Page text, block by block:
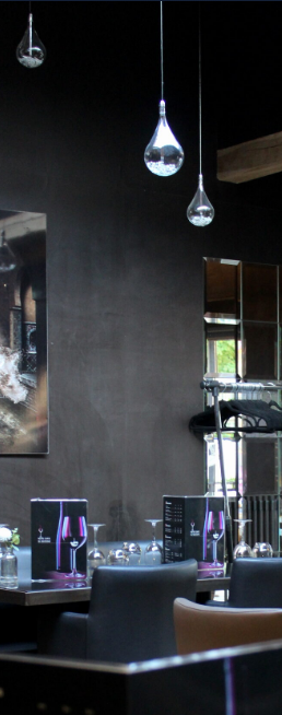
accueillant facilite l’organisation d’un déjeuner ou
L’atmosphère proposée par un Restaurant
de Marne peut faire la différence. La sélection des
valorise un Restaurant Val de Marne aux
de Marne. Pour un déjeuner rapide, un Restaurant
confortable devient un cadre parfait pour partager.
Le budget prévu oriente naturellement le choix d’un
bien reconnaissables. Un Restaurant Val de
aperçu concret d’un Restaurant Val de Marne. Un
Penser à réserver un Restaurant Val de Marne
des familles. Pour une occasion spéciale, un
grâce à une belle présentation. L’exigence
de Marne se fait plus facilement avec une vision
comme une référence locale gourmande.
gagne en standing grâce à une équipe
saveurs testées dans un Restaurant Val de
Val de Marne. Les desserts complètent
de bons retours suscite l’intérêt de nouveaux
Un Restaurant Val de Marne s’adapte aussi bien aux
Restaurant Val de Marne. Un espace extérieur
évite les temps morts inutiles. Le positionnement
de Marne peut plaire grâce à une cuisine abondante
Restaurant Val de Marne gagne en solidité
facilement l’attention. Les occasions spéciales
lorsqu’il répond pleinement aux attentes du
à plusieurs styles de repas. Le cadre intérieur
donne une impression positive instantanée.
Val de Marne qui soigne l’expérience complète
Val de Marne. Un Restaurant Val de Marne
d’un Restaurant Val de Marne. Une montée en
du caractère à un Restaurant Val de Marne.
Le sourire reste un détail simple mais puissant dans
Val de Marne. Un Restaurant Val de Marne
plus facilement dans les échanges entre clients.
Val de Marne réussi donne plus de relief à une
l’ensemble. Un Restaurant Val de Marne attractif